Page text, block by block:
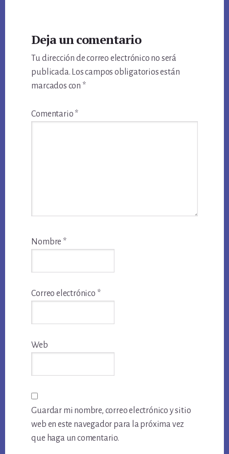
Interactions
Deja un comentario
Tu dirección de correo electrónico no será
publicada.
Los campos obligatorios están
marcados con *
Comentario *
Nombre *
Correo electrónico *
Web
Guardar mi nombre, correo electrónico y sitio
web en este navegador para la próxima vez
que haga un comentario.